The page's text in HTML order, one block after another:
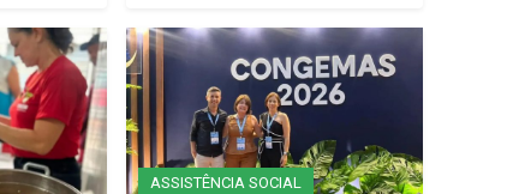
ASSISTÊNCIA SOCIAL